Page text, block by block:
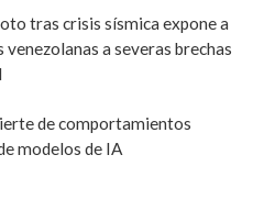
tras crisis sísmica expone a
venezolanas a severas brechas
de comportamientos
modelos de IA